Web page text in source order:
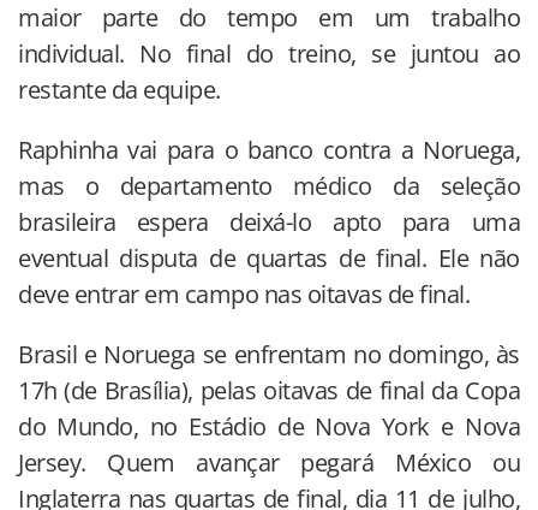
maior parte do tempo em um trabalho
individual. No final do treino, se juntou ao
restante da equipe.
Raphinha vai para o banco contra a Noruega,
mas o departamento médico da seleção
brasileira espera deixá-lo apto para uma
eventual disputa de quartas de final. Ele não
deve entrar em campo nas oitavas de final.
Brasil e Noruega se enfrentam no domingo, às
17h (de Brasília), pelas oitavas de final da Copa
do Mundo, no Estádio de Nova York e Nova
Jersey. Quem avançar pegará México ou
Inglaterra nas quartas de final, dia 11 de julho,